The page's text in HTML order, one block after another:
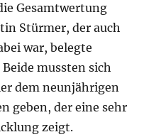
Gesamtwertung
Stürmer, der auch
war, belegte
mussten sich
dem neunjährigen
geben, der eine sehr
zeigt.